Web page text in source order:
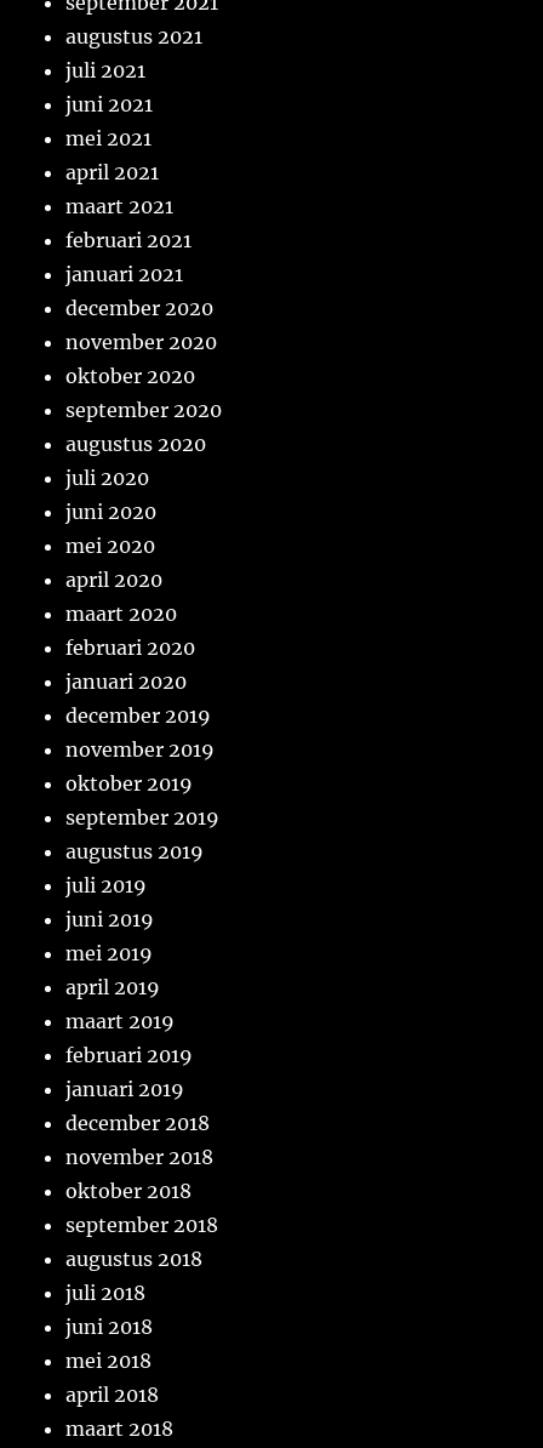
augustus 2021
juli 2021
juni 2021
mei 2021
april 2021
maart 2021
februari 2021
januari 2021
december 2020
november 2020
oktober 2020
september 2020
augustus 2020
juli 2020
juni 2020
mei 2020
april 2020
maart 2020
februari 2020
januari 2020
december 2019
november 2019
oktober 2019
september 2019
augustus 2019
juli 2019
juni 2019
mei 2019
april 2019
maart 2019
februari 2019
januari 2019
december 2018
november 2018
oktober 2018
september 2018
augustus 2018
juli 2018
juni 2018
mei 2018
april 2018
maart 2018